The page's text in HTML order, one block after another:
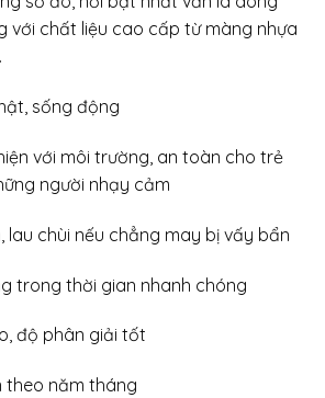
với chất liệu cao cấp từ màng nhựa
sống động
với môi trường, an toàn cho trẻ
người nhạy cảm
lau chùi nếu chẳng may bị vấy bẩn
trong thời gian nhanh chóng
độ phân giải tốt
theo năm tháng